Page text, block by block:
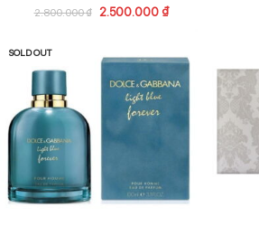
2.800.000₫ 2.500.000 ₫
SOLD OUT